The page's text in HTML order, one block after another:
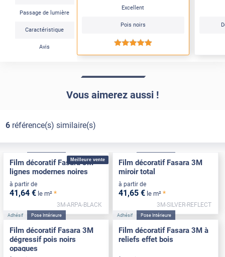
Passage de lumière
Caractéristique
Avis
Excellent
Pois noirs
*****
Vous aimerez aussi !
6référence(s) similaire(s)
Meilleure vente
Film décoratif Fasara 3M
lignes modernes noires
à partir de
41,64 € le m² *
3M-ARPA-BLACK
Film décoratif Fasara 3M
miroir total
à partir de
41,65 € le m² *
3M-SILVER-REFLECT
Adhésif Pose Intérieure
Film décoratif Fasara 3M
dégressif pois noirs
opaques
Adhésif Pose Intérieure
Film décoratif Fasara 3M à
reliefs effet bois